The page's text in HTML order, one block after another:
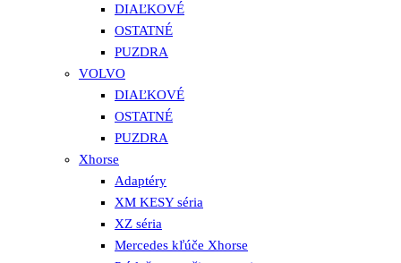
DIAĽKOVÉ
OSTATNÉ
PUZDRA
VOLVO
DIAĽKOVÉ
OSTATNÉ
PUZDRA
Xhorse
Adaptéry
XM KESY séria
XZ séria
Mercedes kľúče Xhorse